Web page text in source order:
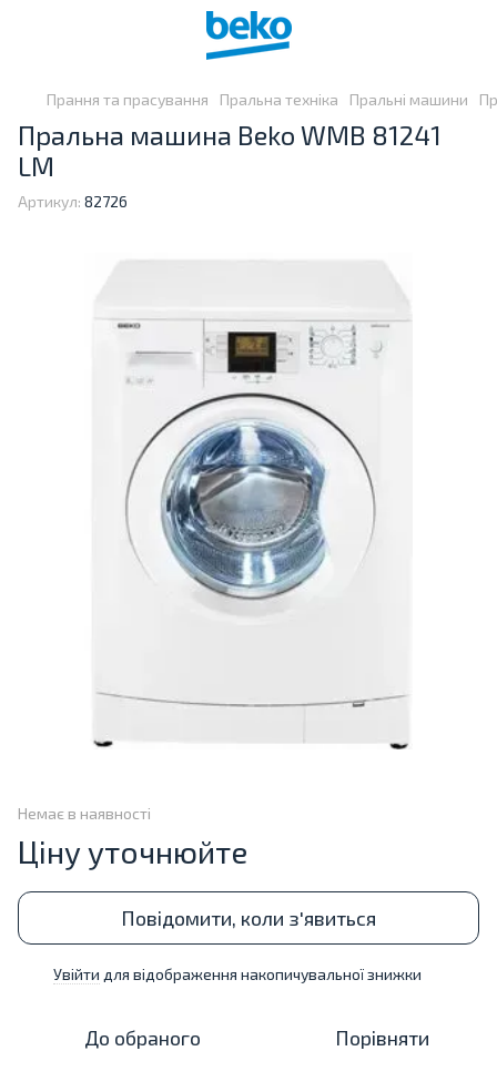
Прання та прасування Пральна техніка Пральні машини
Пральна машина Beko WMB 81241
LM
Артикул: 82726
Немає в наявності
Ціну уточнюйте
Повідомити, коли з'явиться
Увійти для відображення накопичувальної знижки
До обраного Порівняти